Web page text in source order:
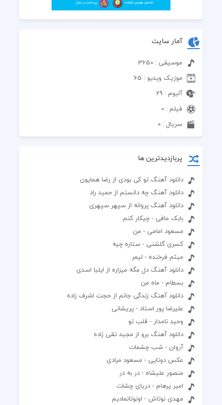
آمار سایت
موسیقی : 3650
موزیک ویدیو : 65
آلبوم : 29
فیلم : 0
سریال : 0
پربازدیدترین ها
دانلود آهنگ تو کی بودی از رضا همایون
دانلود آهنگ چه دانستم از حمید راد
دانلود آهنگ پروانه از سپهر سپهری
بابک مافی - چیکار کنم
مسعود امامی - من
کسری گلشنی - ستاره چیه
میثم فرخنده - لیمر
دانلود آهنگ دل مگه میزاره از ایلیا اسدی
بسطام - ماه من
دانلود آهنگ زندگی جانم از حجت اشرف زاده
علیرضا پور استاد - پریشانی
وحید نامدار - قلب تو
دانلود آهنگ برو از مجید تقی زاده
آروان - شب چشمات
عکس دوتایی - مسعود مرادی
منصور علیشاه - در به در
امیر پرهام - دریای چشات
مهدی نوتاش - اونوتانمادیم